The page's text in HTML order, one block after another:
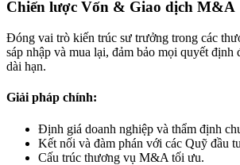
Chiến lược Vốn & Giao dịch M&A
Đóng vai trò kiến trúc sư trưởng trong các
sáp nhập và mua lại, đảm bảo mọi quyết định
dài hạn.
Giải pháp chính:
Định giá doanh nghiệp và thẩm định
Kết nối và đàm phán với các Quỹ đầu
Cấu trúc thương vụ M&A tối ưu.